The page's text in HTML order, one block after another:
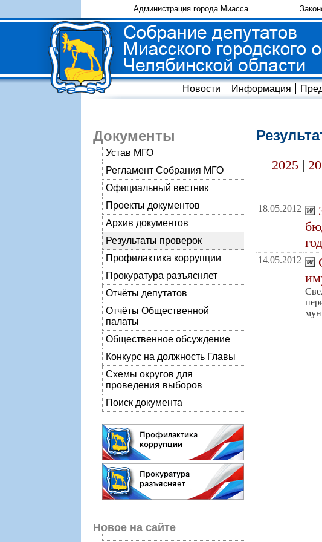
Администрация города Миасса
Новости Информация
Документы
Устав МГО
Регламент Собрания МГО
Официальный вестник
Проекты документов
Архив документов
Результаты проверок
Профилактика коррупции
Прокуратура разъясняет
Отчёты депутатов
Отчёты Общественной
палаты
Общественное обсуждение
Конкурс на должность Главы
Схемы округов для
проведения выборов
Поиск документа
Новое на сайте
2025 |
18.05.2012
год
14.05.2012